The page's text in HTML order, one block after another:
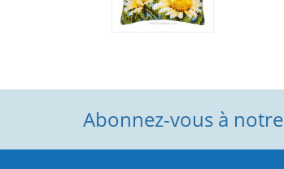
Abonnez-vous à notre